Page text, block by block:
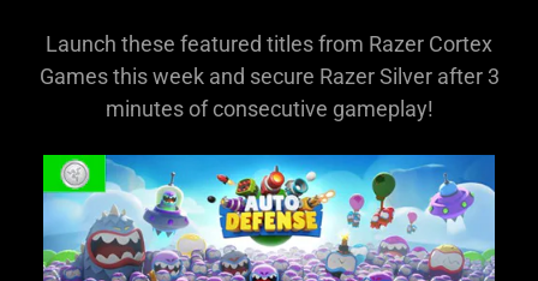
Launch these featured titles from Razer Cortex
Games this week and secure Razer Silver after 3
minutes of consecutive gameplay!